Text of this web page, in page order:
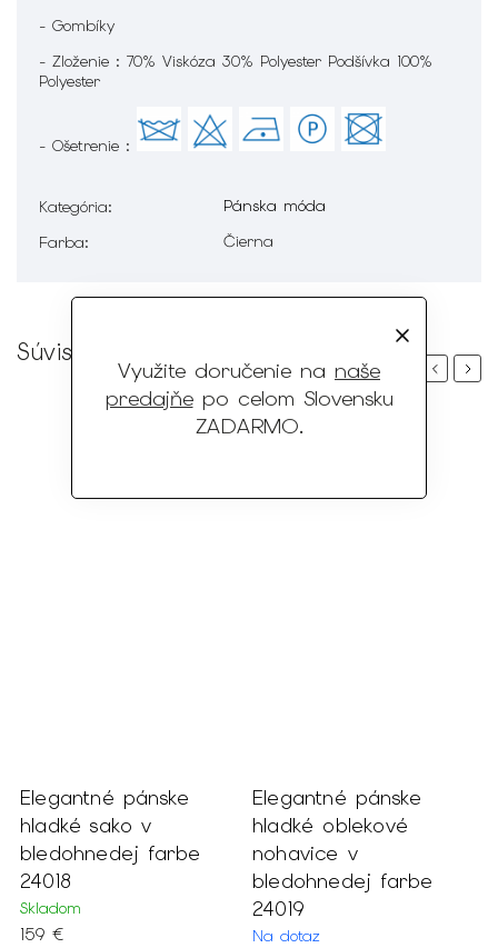
Využite doručenie na naše
predajňepo celom Slovensku
ZADARMO.
- Gombíky
- Zloženie : 70% Viskóza 30% Polyester Podšívka 100%
Polyester
- Ošetrenie :
Kategória:
Pánska móda
Farba: Čierna
Súvisiaci tovar
Previous
Elegantné pánske
hladké sako v
bledohnedej farbe
24018
Skladom
159 €
Elegantné pánske
hladké oblekové
nohavice v
bledohnedej farbe
24019
Na dotaz
Next